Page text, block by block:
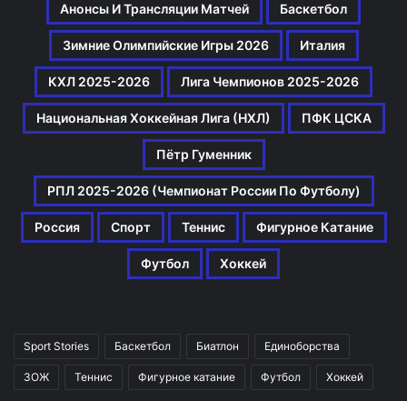
Анонсы И Трансляции Матчей Баскетбол
Зимние Олимпийские Игры 2026 Италия
КХЛ 2025-2026 Лига Чемпионов 2025-2026
Национальная Хоккейная Лига (НХЛ) ПФК ЦСКА
Пётр Гуменник
РПЛ 2025-2026 (Чемпионат России По Футболу)
Россия Спорт Теннис Фигурное Катание
Футбол Хоккей
Sport Stories Баскетбол Биатлон Единоборства
ЗОЖ Теннис Фигурное катание Футбол Хоккей